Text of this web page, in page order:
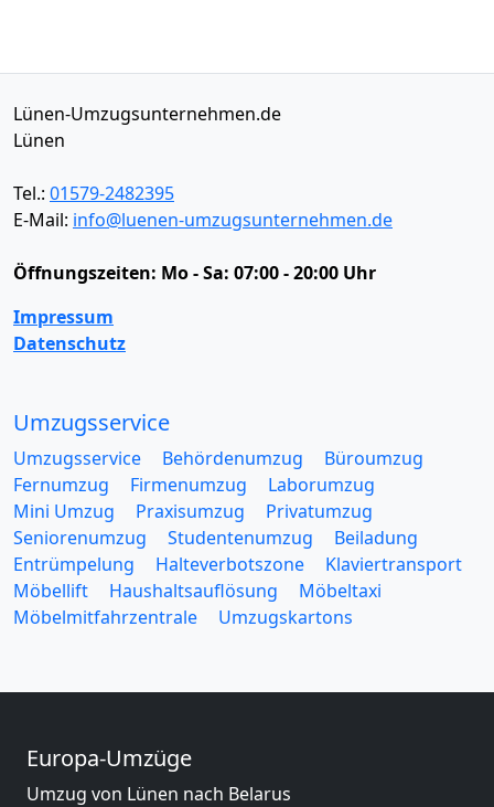
Lünen-Umzugsunternehmen.de
Lünen
Tel.: 01579-2482395
E-Mail: info@luenen-umzugsunternehmen.de
Öffnungszeiten: Mo - Sa: 07:00 - 20:00 Uhr
Impressum
Datenschutz
Umzugsservice
Umzugsservice Behördenumzug
Büroumzug
Fernumzug
Firmenumzug
Laborumzug
Mini Umzug
Praxisumzug
Privatumzug
Seniorenumzug
Studentenumzug
Beiladung
Entrümpelung
Halteverbotszone
Klaviertransport
Möbellift
Haushaltsauflösung
Möbeltaxi
Möbelmitfahrzentrale
Umzugskartons
Europa-Umzüge
Umzug von Lünen nach Belarus